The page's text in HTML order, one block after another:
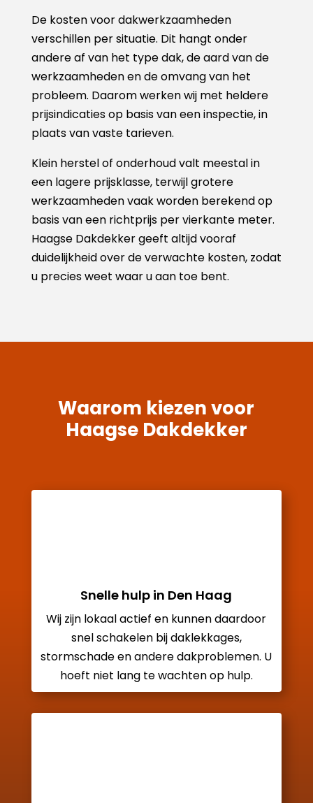
De kosten voor dakwerkzaamheden
verschillen per situatie. Dit hangt onder
andere af van het type dak, de aard van de
werkzaamheden en de omvang van het
probleem. Daarom werken wij met heldere
prijsindicaties op basis van een inspectie, in
plaats van vaste tarieven.
Klein herstel of onderhoud valt meestal in
een lagere prijsklasse, terwijl grotere
werkzaamheden vaak worden berekend op
basis van een richtprijs per vierkante meter.
Haagse Dakdekker geeft altijd vooraf
duidelijkheid over de verwachte kosten, zodat
u precies weet waar u aan toe bent.
Waarom kiezen voor
Haagse Dakdekker
Snelle hulp in Den Haag
Wij zijn lokaal actief en kunnen daardoor
snel schakelen bij daklekkages,
stormschade en andere dakproblemen. U
hoeft niet lang te wachten op hulp.